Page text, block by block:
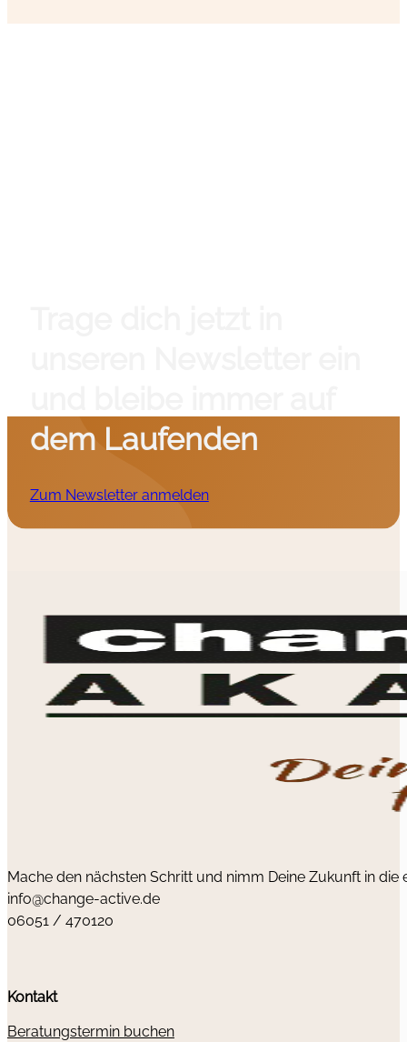
dem Laufenden
Zum Newsletter anmelden
Mache den nächsten Schritt und nimm Deine Zukunft in die
info@change-active.de
06051 / 470120
Kontakt
Beratungstermin buchen